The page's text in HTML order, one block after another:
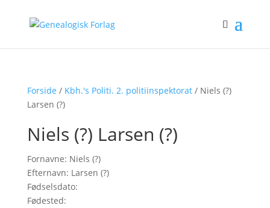
Forside / Kbh.'s Politi. 2. politiinspektorat/ Niels (?)
Larsen (?)
Niels (?) Larsen (?)
Fornavne: Niels (?)
Efternavn: Larsen (?)
Fødselsdato:
Fødested: